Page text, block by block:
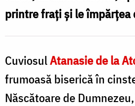
biserică
/
Foto:
Nechifor
printre frați și le împărțea
CuviosulAtanasie de la
frumoasă biserică în
Născătoare de